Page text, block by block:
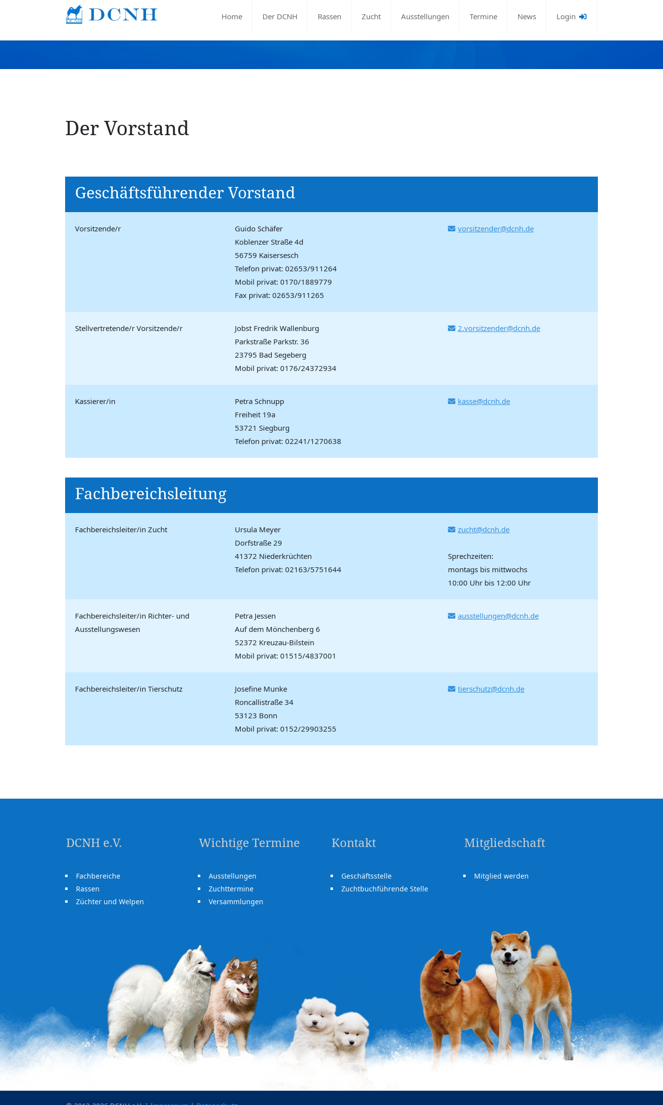
Home Der DCNH Rassen Zucht Ausstellungen Termine News Login
Der Vorstand
Geschäftsführender Vorstand
Vorsitzende/r
Guido Schäfer
Koblenzer Straße 4d
56759 Kaisersesch
Telefon privat: 02653/911264
Mobil privat: 0170/1889779
Fax privat: 02653/911265
vorsitzender@dcnh.de
Stellvertretende/r Vorsitzende/r
Jobst Fredrik Wallenburg
Parkstraße Parkstr. 36
23795 Bad Segeberg
Mobil privat: 0176/24372934
2.vorsitzender@dcnh.de
Kassierer/in
Petra Schnupp
Freiheit 19a
53721 Siegburg
Telefon privat: 02241/1270638
kasse@dcnh.de
Fachbereichsleitung
Fachbereichsleiter/in Zucht
Ursula Meyer
Dorfstraße 29
41372 Niederkrüchten
Telefon privat: 02163/5751644
zucht@dcnh.de
Sprechzeiten:
montags bis mittwochs
10:00 Uhr bis 12:00 Uhr
Fachbereichsleiter/in Richter- und
Ausstellungswesen
Petra Jessen
Auf dem Mönchenberg 6
52372 Kreuzau-Bilstein
Mobil privat: 01515/4837001
ausstellungen@dcnh.de
Fachbereichsleiter/in Tierschutz
Josefine Munke
Roncallistraße 34
53123 Bonn
Mobil privat: 0152/29903255
tierschutz@dcnh.de
DCNH e.V.
Fachbereiche
Rassen
Züchter und Welpen
Wichtige Termine
Ausstellungen
Zuchttermine
Versammlungen
Kontakt
Geschäftsstelle
Zuchtbuchführende Stelle
Mitgliedschaft
Mitglied werden